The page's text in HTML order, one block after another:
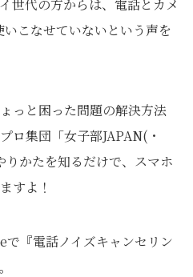
世代の方からは、電話とカメ
こなせていないという声を
っと困った問題の解決方法
ロ集団「女子部JAPAN(・
かたを知るだけで、スマホ
すよ！
『電話ノイズキャンセリン